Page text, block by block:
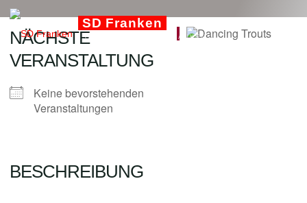
Zum
springen
SD Franken
SQUARE DANCE IN FRANKEN
NÄCHSTE
VERANSTALTUNG
Keine bevorstehenden
Veranstaltungen
BESCHREIBUNG